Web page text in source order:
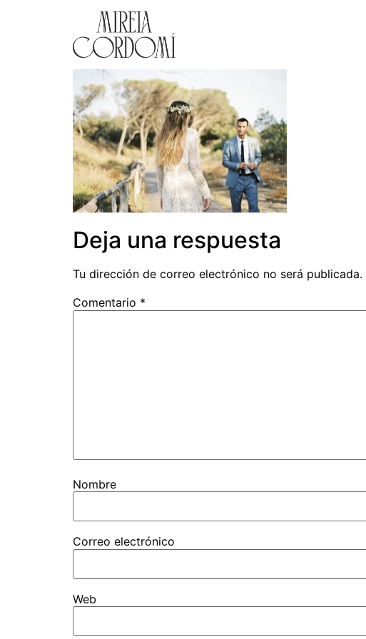
Deja una respuesta
Tu dirección de correo electrónico no será publicada.
Comentario *
Nombre
Correo electrónico
Web